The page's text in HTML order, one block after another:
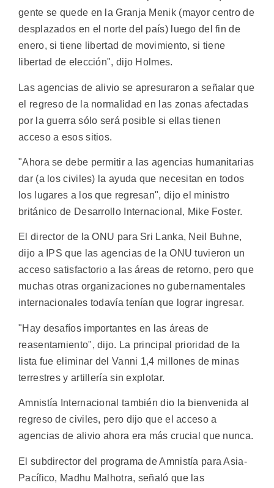
gente se quede en la Granja Menik (mayor centro de
desplazados en el norte del país) luego del fin de
enero, si tiene libertad de movimiento, si tiene
libertad de elección", dijo Holmes.
Las agencias de alivio se apresuraron a señalar que
el regreso de la normalidad en las zonas afectadas
por la guerra sólo será posible si ellas tienen
acceso a esos sitios.
"Ahora se debe permitir a las agencias humanitarias
dar (a los civiles) la ayuda que necesitan en todos
los lugares a los que regresan", dijo el ministro
británico de Desarrollo Internacional, Mike Foster.
El director de la ONU para Sri Lanka, Neil Buhne,
dijo a IPS que las agencias de la ONU tuvieron un
acceso satisfactorio a las áreas de retorno, pero que
muchas otras organizaciones no gubernamentales
internacionales todavía tenían que lograr ingresar.
"Hay desafíos importantes en las áreas de
reasentamiento", dijo. La principal prioridad de la
lista fue eliminar del Vanni 1,4 millones de minas
terrestres y artillería sin explotar.
Amnistía Internacional también dio la bienvenida al
regreso de civiles, pero dijo que el acceso a
agencias de alivio ahora era más crucial que nunca.
El subdirector del programa de Amnistía para Asia-
Pacífico, Madhu Malhotra, señaló que las